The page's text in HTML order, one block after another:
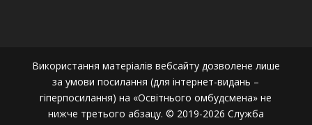
Використання матеріалів вебсайту дозволене лише
за умови посилання (для інтернет-видань –
гіперпосилання) на «Освітнього омбудсмена» не
нижче третього абзацу. © 2019-2026 Служба